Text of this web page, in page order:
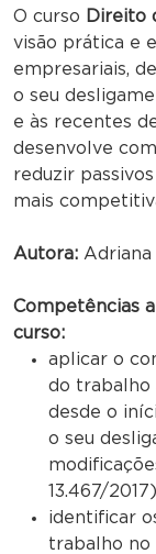
O curso Direito
visão prática e
empresariais,
o seu
e às recentes
desenvolve
reduzir
mais
Autora: Adriana
Competências
curso:
aplicar o
do trabalho
desde o
o seu
13.467/
identificar
trabalho no